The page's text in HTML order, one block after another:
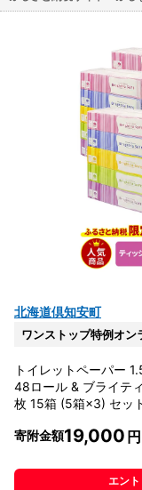
北海道倶知安町
ワンストップ特例オン
トイレットペーパー
48ロール & ブライテ
枚 15箱 (5箱×3) セッ
寄附金額19,000
エント